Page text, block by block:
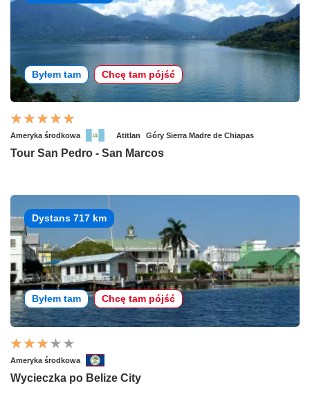
Byłem tam Chcę tam pójść
Ameryka środkowa Atitlan Góry Sierra Madre de Chiapas
Tour San Pedro - San Marcos
Dystans 717 km
Byłem tam Chcę tam pójść
Ameryka środkowa
Wycieczka po Belize City